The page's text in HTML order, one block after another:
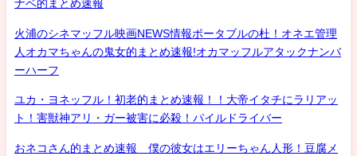
ナベ的まとめ速報
火浦のシネマッフル映画NEWS情報ポータブルの杜！オネエ管理
人オカマちゃんの鬼女的まとめ速報!オカマッフルアタックナンバ
ーハーフ
ユカ・ヨネッフル！初老的まとめ速報！！大帝イタチにラリアッ
ト！害獣神アリ・ガー被害に必殺！パイルドライバー
おネコさん的まとめ速報 僕の彼女はエリーちゃん人形！豆腐メ